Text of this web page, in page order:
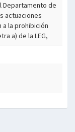
Departamento de
actuaciones
la prohibición
a) de la LEG,